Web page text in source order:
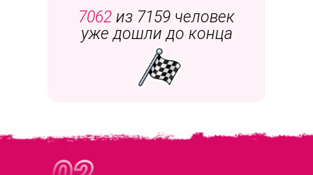
7062 из 7159 человек
уже дошли до конца